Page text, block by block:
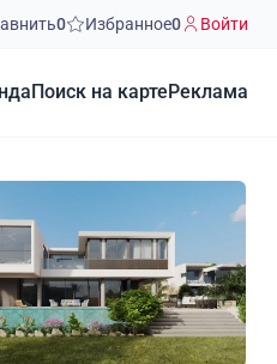
0 Избранное0 Войти
Поиск на карте Реклама